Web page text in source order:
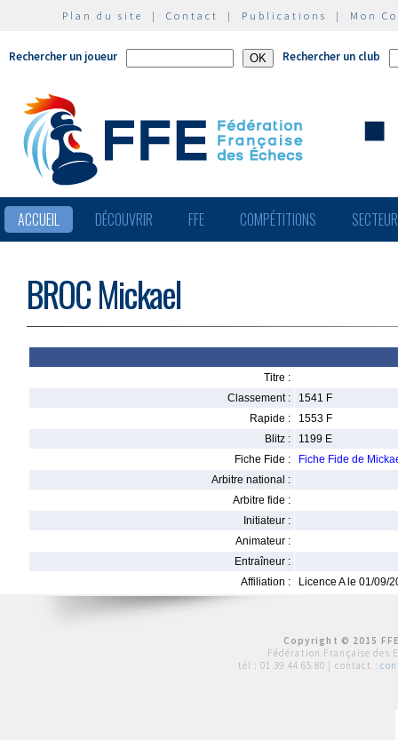
Plan du site | Contact | Publications | Mon
Rechercher un joueur Rechercher un club
ACCUEIL DÉCOUVRIR FFE COMPÉTITIONS
BROC Mickael
Titre :
Classement :
1541 F
Rapide :
1553 F
Blitz :
1199 E
Fiche Fide :
Fiche Fide de
Arbitre national :
Arbitre fide :
Initiateur :
Animateur :
Entraîneur :
Affiliation :
Licence A le 01/09/
Copyright © 2015
Fédération Française des
tél : 01 39 44 65 80 | contact :